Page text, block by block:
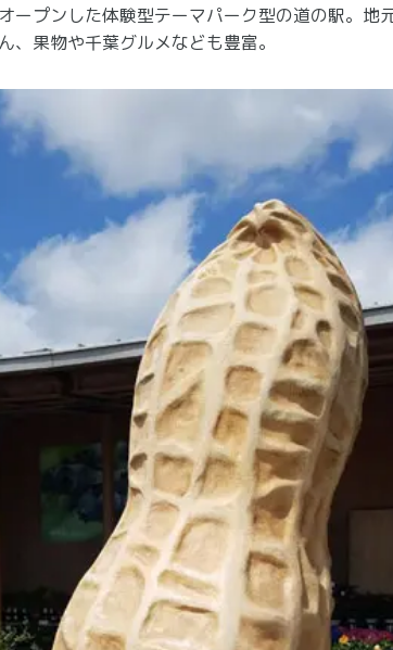
ープンした体験型テーマパーク型の道の駅。地
、果物や千葉グルメなども豊富。